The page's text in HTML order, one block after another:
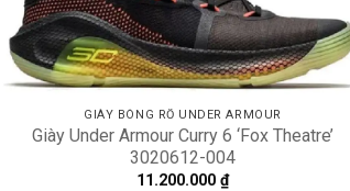
GIÀY BÓNG RỔ UNDER ARMOUR
Giày Under Armour Curry 6 ‘Fox Theatre’
3020612-004
11.200.000 ₫